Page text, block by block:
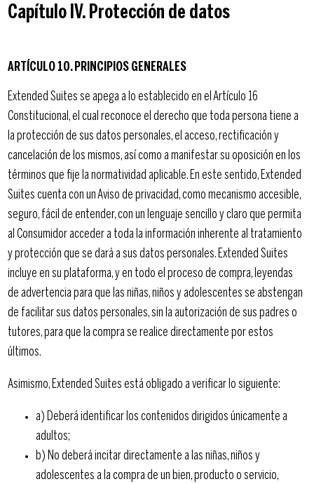
Capítulo IV. Protección de datos
ARTÍCULO 10. PRINCIPIOS GENERALES
Extended Suites se apega a lo establecido en el Artículo 16
Constitucional, el cual reconoce el derecho que toda persona tiene a
la protección de sus datos personales, el acceso, rectificación y
cancelación de los mismos, así como a manifestar su oposición en los
términos que fije la normatividad aplicable. En este sentido, Extended
Suites cuenta con un Aviso de privacidad, como mecanismo accesible,
seguro, fácil de entender, con un lenguaje sencillo y claro que permita
al Consumidor acceder a toda la información inherente al tratamiento
y protección que se dará a sus datos personales. Extended Suites
incluye en su plataforma, y en todo el proceso de compra, leyendas
de advertencia para que las niñas, niños y adolescentes se abstengan
de facilitar sus datos personales, sin la autorización de sus padres o
tutores, para que la compra se realice directamente por estos
últimos.
Asimismo, Extended Suites está obligado a verificar lo siguiente:
a) Deberá identificar los contenidos dirigidos únicamente a
adultos;
b) No deberá incitar directamente a las niñas, niños y
adolescentes a la compra de un bien, producto o servicio,